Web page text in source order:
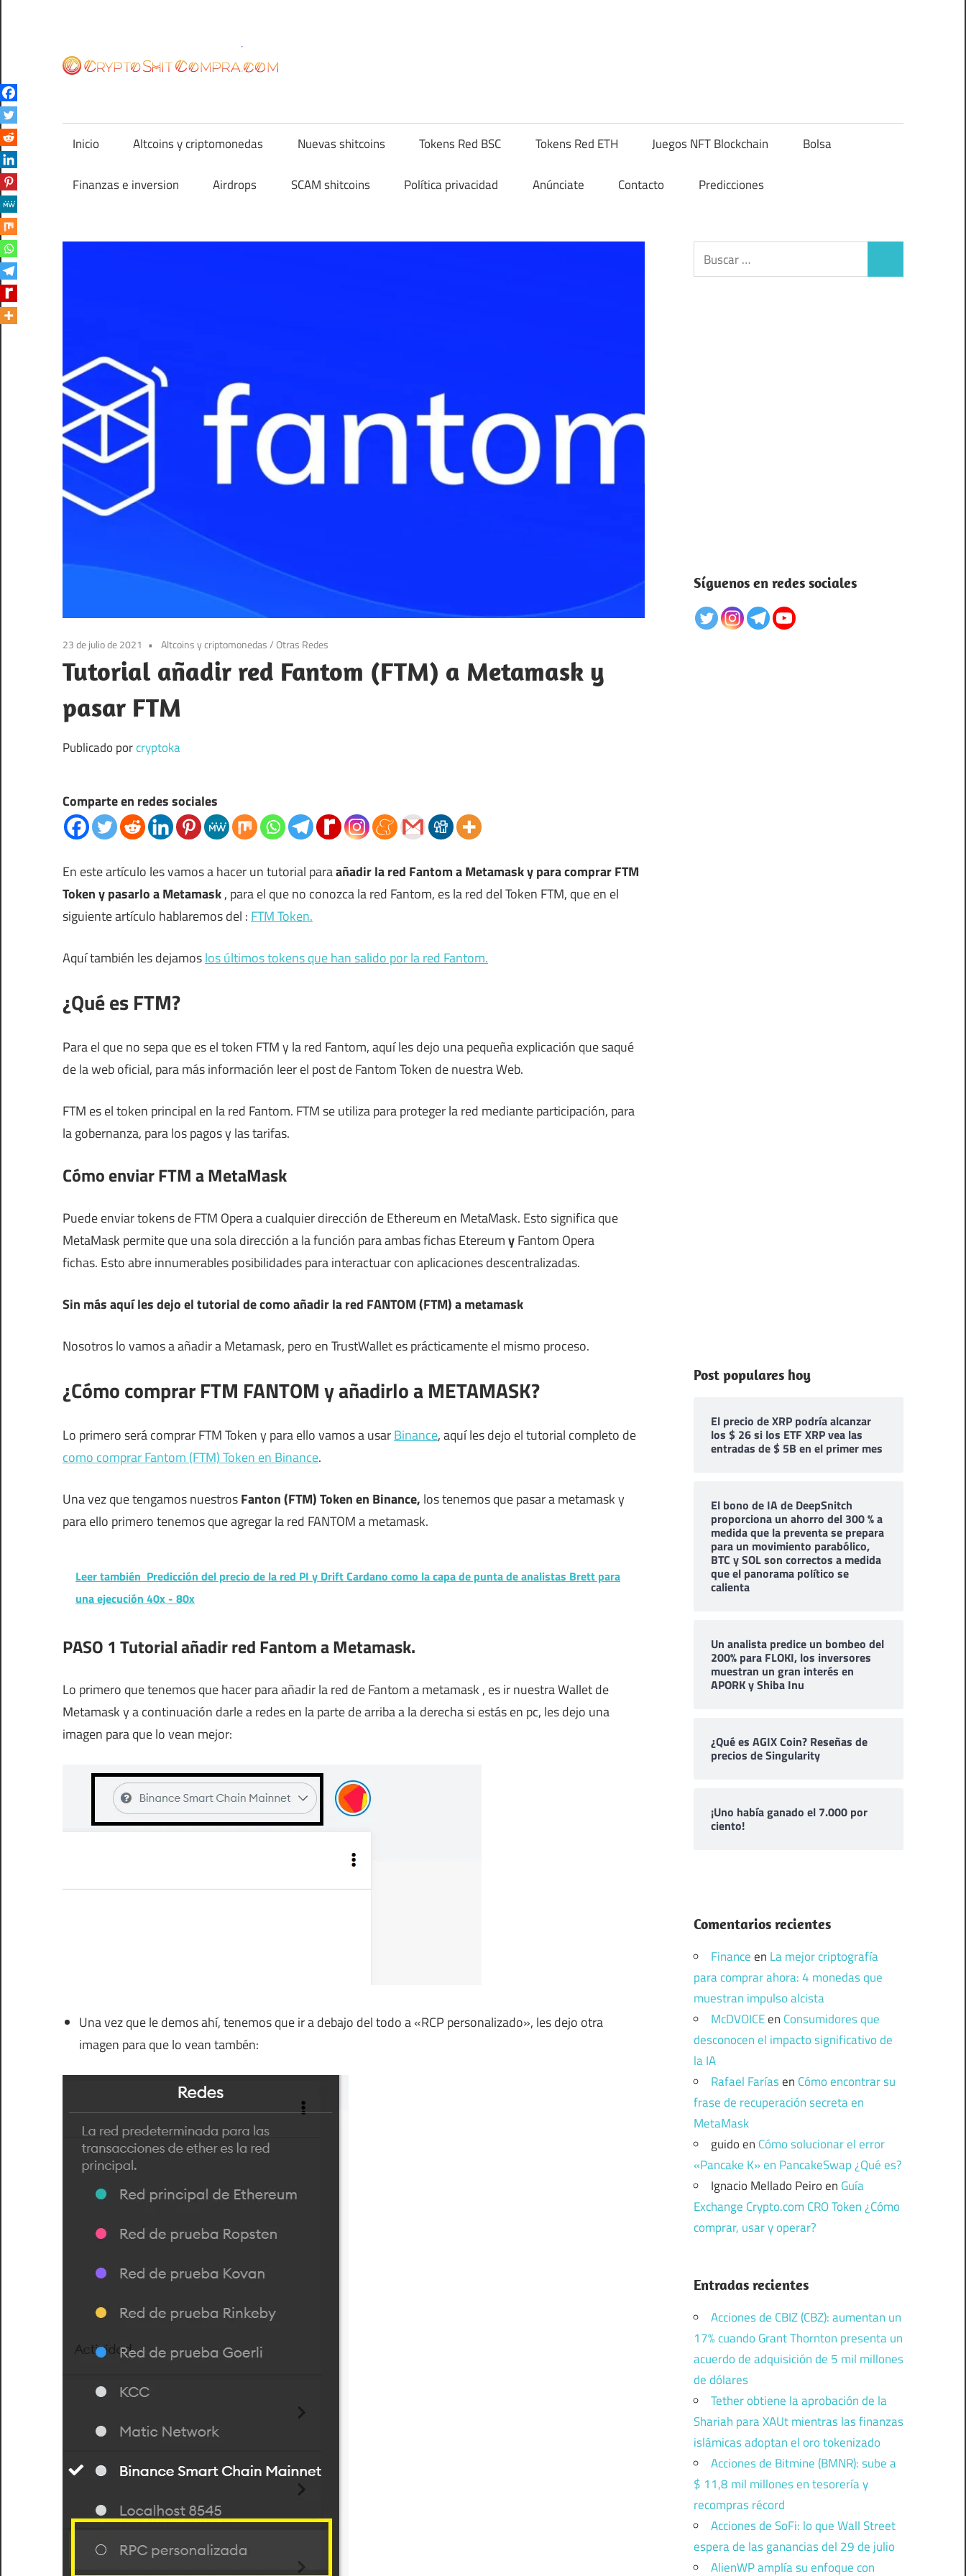
Inicio Altcoins y criptomonedas Nuevas shitcoins Tokens Red BSC Tokens Red ETH Juegos NFT Blockchain Bolsa
Finanzas e inversion Airdrops SCAM shitcoins Política privacidad Anúnciate Contacto Predicciones
23 de julio de 2021 Altcoins y criptomonedas/Otras Redes
Tutorial añadir red Fantom (FTM) a Metamask y
pasar FTM
Publicado porcryptoka
Comparte en redes sociales
En este artículo les vamos a hacer un tutorial paraañadir la red Fantom a Metamask y para comprar FTM
Token y pasarlo a Metamask, para el que no conozca la red Fantom, es la red del Token FTM, que en el
siguiente artículo hablaremos del : FTM Token.
Aquí también les dejamoslos últimos tokens que han salido por la red Fantom.
¿Qué es FTM?
Para el que no sepa que es el token FTM y la red Fantom, aquí les dejo una pequeña explicación que saqué
de la web oficial, para más información leer el post de Fantom Token de nuestra Web.
FTM es el token principal en la red Fantom. FTM se utiliza para proteger la red mediante participación, para
la gobernanza, para los pagos y las tarifas.
Cómo enviar FTM a MetaMask
Puede enviar tokens de FTM Opera a cualquier dirección de Ethereum en MetaMask. Esto significa que
MetaMask permite que una sola dirección a la función para ambas fichas EtereumyFantom Opera
fichas. Esto abre innumerables posibilidades para interactuar con aplicaciones descentralizadas.
Sin más aquí les dejo el tutorial de como añadir la red FANTOM (FTM) a metamask
Nosotros lo vamos a añadir a Metamask, pero en TrustWallet es prácticamente el mismo proceso.
¿Cómo comprar FTM FANTOM y añadirlo a METAMASK?
Lo primero será comprar FTM Token y para ello vamos a usarBinance, aquí les dejo el tutorial completo de
como comprar Fantom (FTM) Token en Binance.
Una vez que tengamos nuestrosFanton (FTM) Token en Binance, los tenemos que pasar a metamask y
para ello primero tenemos que agregar la red FANTOM a metamask.
Leer también Predicción del precio de la red PI y Drift Cardano como la capa de punta de analistas Brett para
una ejecución 40x - 80x
PASO 1 Tutorial añadir red Fantom a Metamask.
Lo primero que tenemos que hacer para añadir la red de Fantom a metamask , es ir nuestra Wallet de
Metamask y a continuación darle a redes en la parte de arriba a la derecha si estás en pc, les dejo una
imagen para que lo vean mejor:
Una vez que le demos ahí, tenemos que ir a debajo del todo a «RCP personalizado», les dejo otra
imagen para que lo vean tambén:
Buscar:
Síguenos en redes sociales
Post populares hoy
El precio de XRP podría alcanzar
los $ 26 si los ETF XRP vea las
entradas de $ 5B en el primer mes
El bono de IA de DeepSnitch
proporciona un ahorro del 300 % a
medida que la preventa se prepara
para un movimiento parabólico,
BTC y SOL son correctos a medida
que el panorama político se
calienta
Un analista predice un bombeo del
200% para FLOKI, los inversores
muestran un gran interés en
APORK y Shiba Inu
¿Qué es AGIX Coin? Reseñas de
precios de Singularity
¡Uno había ganado el 7.000 por
ciento!
Comentarios recientes
Financeen La mejor criptografía
para comprar ahora: 4 monedas que
muestran impulso alcista
McDVOICEen Consumidores que
desconocen el impacto significativo de
la IA
Rafael Faríasen Cómo encontrar su
frase de recuperación secreta en
MetaMask
guidoen Cómo solucionar el error
«Pancake K» en PancakeSwap ¿Qué es?
Ignacio Mellado Peiroen Guía
Exchange Crypto.com CRO Token ¿Cómo
comprar, usar y operar?
Entradas recientes
Acciones de CBIZ (CBZ): aumentan un
17% cuando Grant Thornton presenta un
acuerdo de adquisición de 5 mil millones
de dólares
Tether obtiene la aprobación de la
Shariah para XAUt mientras las finanzas
islámicas adoptan el oro tokenizado
Acciones de Bitmine (BMNR): sube a
$ 11,8 mil millones en tesorería y
recompras récord
Acciones de SoFi: lo que Wall Street
espera de las ganancias del 29 de julio
AlienWP amplía su enfoque con